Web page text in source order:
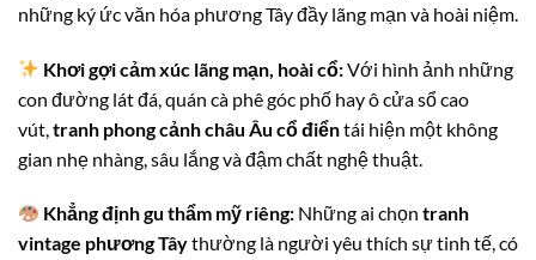
những ký ức văn hóa phương Tây đầy lãng mạn và hoài niệm.
Khơi gợi cảm xúc lãng mạn, hoài cổ:Với hình ảnh những
con đường lát đá, quán cà phê góc phố hay ô cửa sổ cao
vút, tranh phong cảnh châu Âu cổ điểntái hiện một không
gian nhẹ nhàng, sâu lắng và đậm chất nghệ thuật.
Khẳng định gu thẩm mỹ riêng: Những ai chọntranh
vintage phương Tâythường là người yêu thích sự tinh tế, có